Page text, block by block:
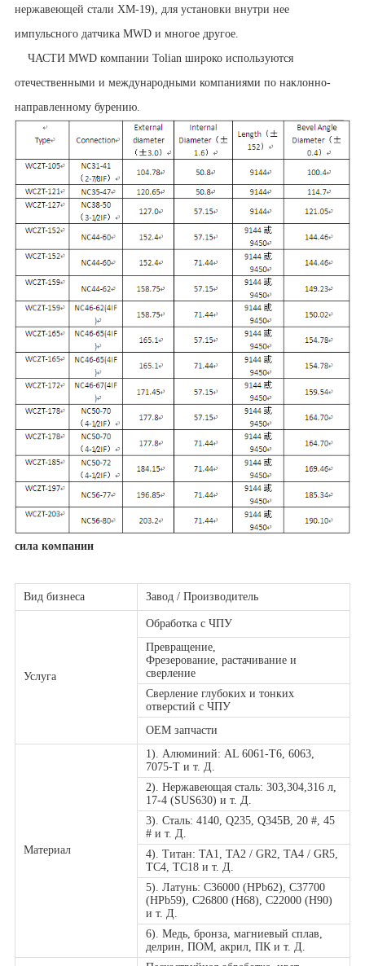
нержавеющей стали XM-19), для установки внутри нее
импульсного датчика MWD и многое другое.
ЧАСТИ MWD компании Tolian широко используются
отечественными и международными компаниями по наклонно-
направленному бурению.
сила компании
Вид бизнеса Завод / Производитель
Услуга
Обработка с ЧПУ
Превращение,
Фрезерование, растачивание и
сверление
Сверление глубоких и тонких
отверстий с ЧПУ
OEM запчасти
Материал
1). Алюминий: AL 6061-T6, 6063,
7075-T и т. Д.
2). Нержавеющая сталь: 303,304,316 л,
17-4 (SUS630) и т. Д.
3). Сталь: 4140, Q235, Q345B, 20 #, 45
# и т. Д.
4). Титан: TA1, TA2 / GR2, TA4 / GR5,
TC4, TC18 и т. Д.
5). Латунь: C36000 (HPb62), C37700
(HPb59), C26800 (H68), C22000 (H90)
и т. Д.
6). Медь, бронза, магниевый сплав,
делрин, ПОМ, акрил, ПК и т. Д.